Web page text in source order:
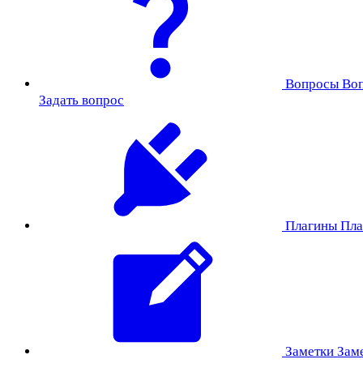
Вопросы
Задать вопрос
Плагины
Заметки